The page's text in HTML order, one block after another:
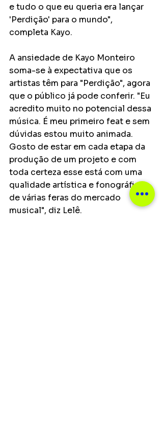
e tudo o que eu queria era lançar
'Perdição' para o mundo",
completa Kayo.
A ansiedade de Kayo Monteiro
soma-se à expectativa que os
artistas têm para "Perdição", agora
que o público já pode conferir. "Eu
acredito muito no potencial dessa
música. É meu primeiro feat e sem
dúvidas estou muito animada.
Gosto de estar em cada etapa da
produção de um projeto e com
toda certeza esse está com uma
qualidade artística e fonográfica
de várias feras do mercado
musical", diz Lelê.